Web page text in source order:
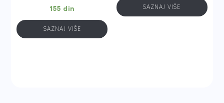
155 din
SAZNAJ VIŠE
SAZNAJ VIŠE